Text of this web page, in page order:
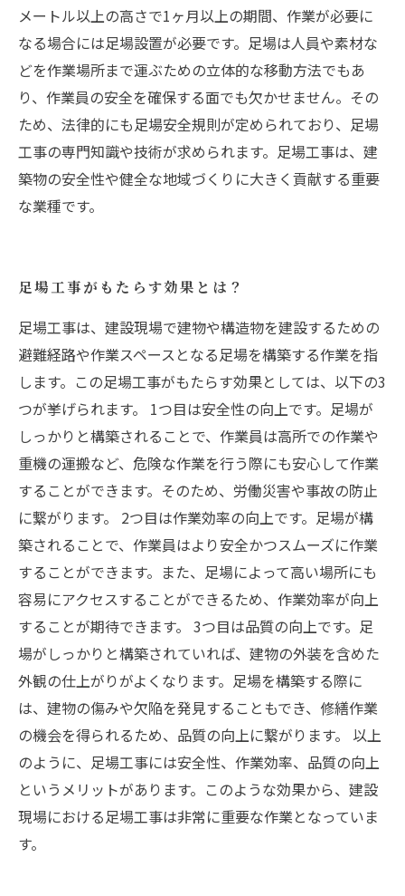
メートル以上の高さで1ヶ月以上の期間、作業が必要に
なる場合には足場設置が必要です。足場は人員や素材な
どを作業場所まで運ぶための立体的な移動方法でもあ
り、作業員の安全を確保する面でも欠かせません。その
ため、法律的にも足場安全規則が定められており、足場
工事の専門知識や技術が求められます。足場工事は、建
築物の安全性や健全な地域づくりに大きく貢献する重要
な業種です。
足場工事がもたらす効果とは？
足場工事は、建設現場で建物や構造物を建設するための
避難経路や作業スペースとなる足場を構築する作業を指
します。この足場工事がもたらす効果としては、以下の3
つが挙げられます。 1つ目は安全性の向上です。足場が
しっかりと構築されることで、作業員は高所での作業や
重機の運搬など、危険な作業を行う際にも安心して作業
することができます。そのため、労働災害や事故の防止
に繋がります。 2つ目は作業効率の向上です。足場が構
築されることで、作業員はより安全かつスムーズに作業
することができます。また、足場によって高い場所にも
容易にアクセスすることができるため、作業効率が向上
することが期待できます。 3つ目は品質の向上です。足
場がしっかりと構築されていれば、建物の外装を含めた
外観の仕上がりがよくなります。足場を構築する際に
は、建物の傷みや欠陥を発見することもでき、修繕作業
の機会を得られるため、品質の向上に繋がります。 以上
のように、足場工事には安全性、作業効率、品質の向上
というメリットがあります。このような効果から、建設
現場における足場工事は非常に重要な作業となっていま
す。